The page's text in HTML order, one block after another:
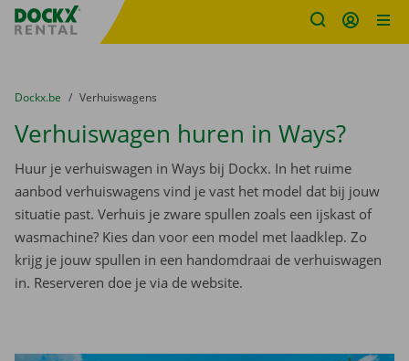
Fratello DEMO
U bevindt zich hier:
van
Dockx.be naar
Verhuiswagens
Verhuiswagen huren in Ways?
Huur je verhuiswagen in Ways bij Dockx. In het ruime
aanbod verhuiswagens vind je vast het model dat bij jouw
situatie past. Verhuis je zware spullen zoals een ijskast of
wasmachine? Kies dan voor een model met laadklep. Zo
krijg je jouw spullen in een handomdraai de verhuiswagen
in. Reserveren doe je via de website.